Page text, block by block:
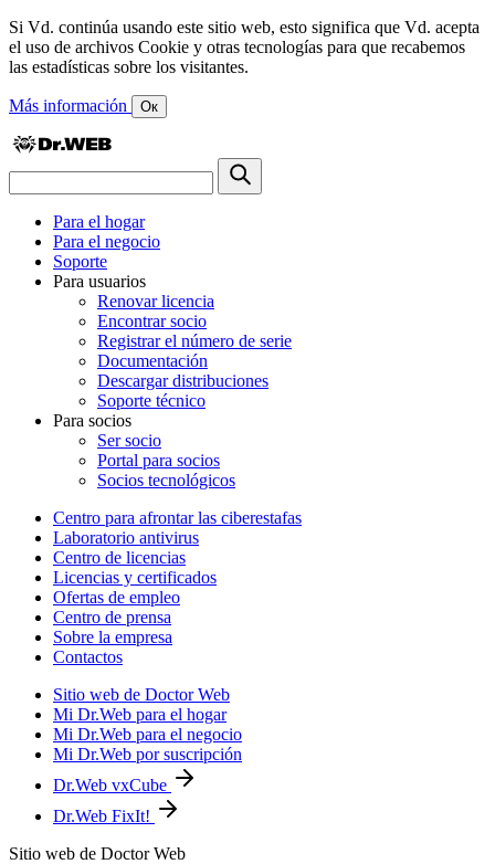
Si Vd. continúa usando este sitio web, esto significa que Vd. acepta
el uso de archivos Cookie y otras tecnologías para que recabemos
las estadísticas sobre los visitantes.
Más información Ок
Para el hogar
Para el negocio
Soporte
Para usuarios
Renovar licencia
Encontrar socio
Registrar el número de serie
Documentación
Descargar distribuciones
Soporte técnico
Para socios
Ser socio
Portal para socios
Socios tecnológicos
Centro para afrontar las ciberestafas
Laboratorio antivirus
Centro de licencias
Licencias y certificados
Ofertas de empleo
Centro de prensa
Sobre la empresa
Contactos
Sitio web de Doctor Web
Mi Dr.Web para el hogar
Mi Dr.Web para el negocio
Mi Dr.Web por suscripción
Dr.Web vxCube
Dr.Web FixIt!
Sitio web de Doctor Web